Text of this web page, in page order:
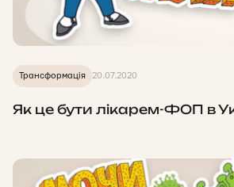
Трансформація 20.07.2020
Як це бути лікарем-ФОП в